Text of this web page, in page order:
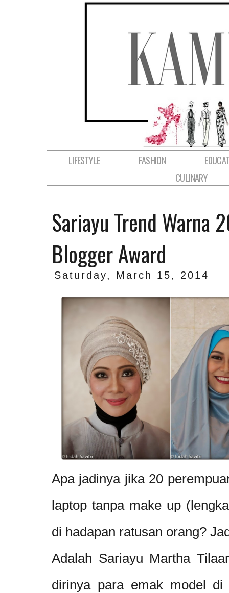
LIFESTYLE FASHION
CULINARY
Sariayu Trend Warna
Blogger Award
Saturday, March 15, 2014
Apa jadinya jika 20
laptop tanpa make up
di hadapan ratusan orang?
Adalah Sariayu Martha
dirinya para emak model di